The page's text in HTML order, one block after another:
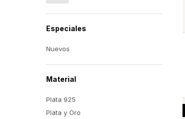
Especiales
Nuevos
Material
Plata 925
Plata y Oro